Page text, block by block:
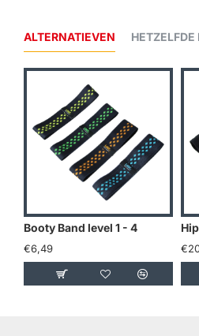
ALTERNATIEVEN HETZELFDE
Booty Band level 1 - 4
€6,49